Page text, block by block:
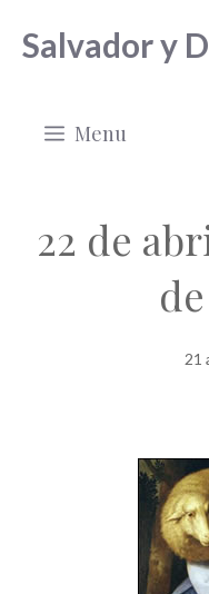
Salvador y
Menu
22 de
21